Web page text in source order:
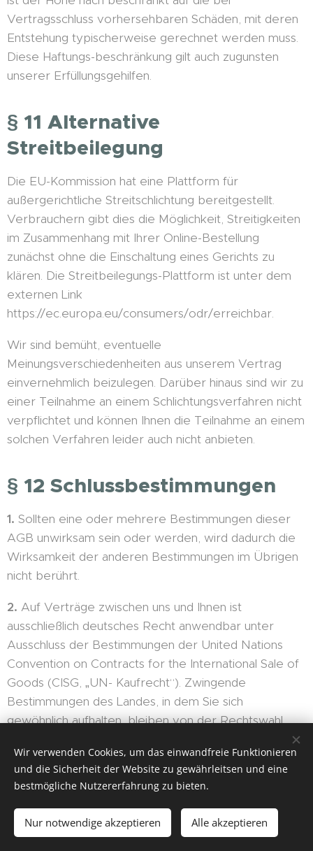
Vertragsschluss vorhersehbaren Schäden, mit deren
Entstehung typischerweise gerechnet werden muss.
Diese Haftungs-beschränkung gilt auch zugunsten
unserer Erfüllungsgehilfen.
§ 11 Alternative
Streitbeilegung
Die EU-Kommission hat eine Plattform für
außergerichtliche Streitschlichtung bereitgestellt.
Verbrauchern gibt dies die Möglichkeit, Streitigkeiten
im Zusammenhang mit Ihrer Online-Bestellung
zunächst ohne die Einschaltung eines Gerichts zu
klären. Die Streitbeilegungs-Plattform ist unter dem
externen Link
https://ec.europa.eu/consumers/odr/erreichbar.
Wir sind bemüht, eventuelle
Meinungsverschiedenheiten aus unserem Vertrag
einvernehmlich beizulegen. Darüber hinaus sind wir zu
einer Teilnahme an einem Schlichtungsverfahren nicht
verpflichtet und können Ihnen die Teilnahme an einem
solchen Verfahren leider auch nicht anbieten.
§ 12 Schlussbestimmungen
1. Sollten eine oder mehrere Bestimmungen dieser
AGB unwirksam sein oder werden, wird dadurch die
Wirksamkeit der anderen Bestimmungen im Übrigen
nicht berührt.
2. Auf Verträge zwischen uns und Ihnen ist
ausschließlich deutsches Recht anwendbar unter
Ausschluss der Bestimmungen der United Nations
Convention on Contracts for the International Sale of
Goods (CISG, „UN- Kaufrecht“). Zwingende
Bestimmungen des Landes, in dem Sie sich
gewöhnlich aufhalten, bleiben von der Rechtswahl
3.Sind Sie Kaufmann, juristische Person des
öffentlichen Rechts oder öffentlich-rechtliches
Sondervermögen, so ist unser Geschäftssitz
Gerichtsstand für alle Streitigkeiten aus oder im
Wir verwenden Cookies, um das einwandfreie Funktionieren
und die Sicherheit der Website zu gewährleitsen und eine
bestmögliche Nutzererfahrung zu bieten.
Nur notwendige akzeptieren Alle akzeptieren